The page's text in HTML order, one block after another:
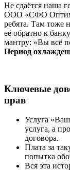
Не сдаётся наша
ООО «СФО
ребята. Там тоже
её обратно к
мантру: «Вы всё
Период
Ключевые
прав
Услуга
услуга, а
договора.
Плата за
попытка
Вся эта